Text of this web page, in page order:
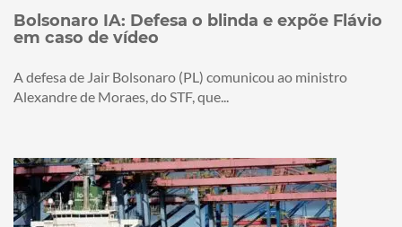
Bolsonaro IA: Defesa o blinda e expõe Flávio
em caso de vídeo
A defesa de Jair Bolsonaro (PL) comunicou ao ministro
Alexandre de Moraes, do STF, que...